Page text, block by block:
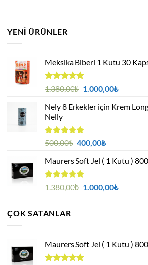
YENI ÜRÜNLER
Meksika Biberi 1 Kutu 30
5 üzerinden
oy
aldı
1.380,00₺ Orijinal
1.380,00₺.
1.000,00₺Şu
fiyat:
Nely 8 Erkekler için Krem
Nelly
5 üzerinden
oy
aldı
500,00₺ Orijinal
500,00₺.
400,00₺Şu
fiyat:
Maurers Soft Jel ( 1 Kutu )
5 üzerinden
oy
1.380,00₺ Orijinal
1.000,00₺Şu
ÇOK SATANLAR
Maurers Soft Jel ( 1 Kutu )